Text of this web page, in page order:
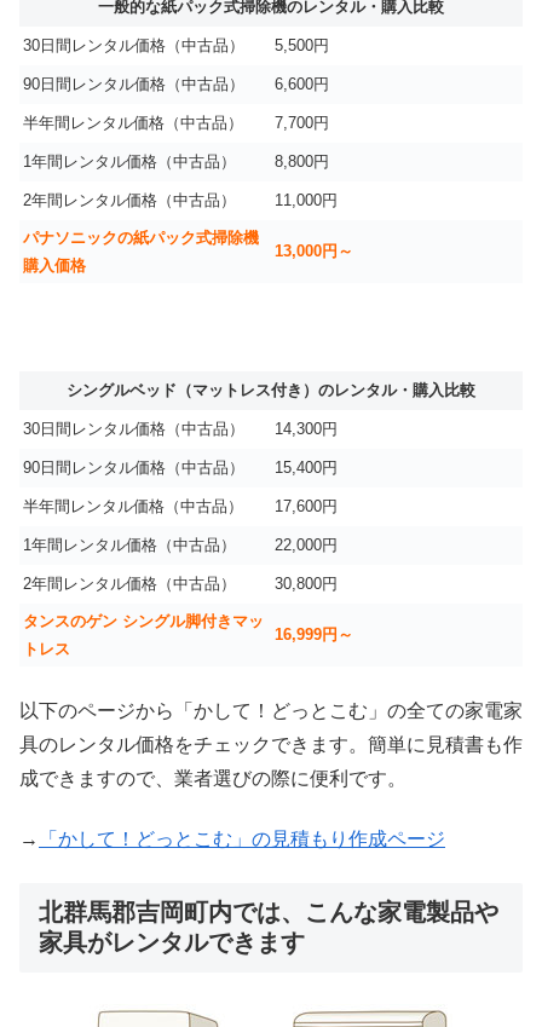
一般的な紙パック式掃除機のレンタル・購入比較
30日間レンタル価格（中古品） 5,500円
90日間レンタル価格（中古品） 6,600円
半年間レンタル価格（中古品） 7,700円
1年間レンタル価格（中古品） 8,800円
2年間レンタル価格（中古品） 11,000円
パナソニックの紙パック式掃除機
購入価格
13,000円～
シングルベッド（マットレス付き）のレンタル・購入比較
30日間レンタル価格（中古品） 14,300円
90日間レンタル価格（中古品） 15,400円
半年間レンタル価格（中古品） 17,600円
1年間レンタル価格（中古品） 22,000円
2年間レンタル価格（中古品） 30,800円
タンスのゲン シングル脚付きマッ
トレス
16,999円～
以下のページから「かして！どっとこむ」の全ての家電家
具のレンタル価格をチェックできます。簡単に見積書も作
成できますので、業者選びの際に便利です。
→ 「かして！どっとこむ」の見積もり作成ページ
北群馬郡吉岡町内では、こんな家電製品や
家具がレンタルできます